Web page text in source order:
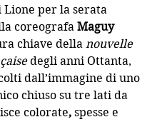
Lione per la serata
coreografa Maguy
chiave della nouvelle
degli anni Ottanta,
dall’immagine di uno
chiuso su tre lati da
colorate, spesse e